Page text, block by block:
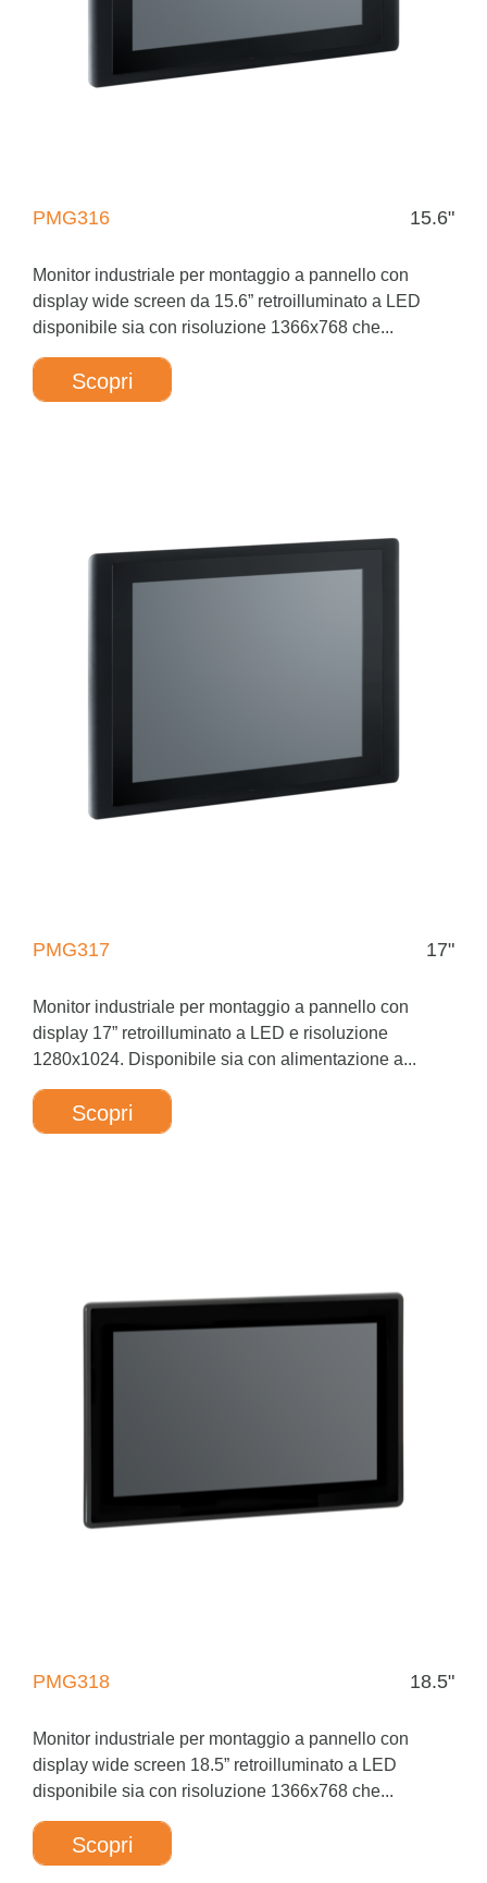
PMG316 15.6"
Monitor industriale per montaggio a pannello con
display wide screen da 15.6” retroilluminato a LED
disponibile sia con risoluzione 1366x768 che...
Scopri
PMG317 17"
Monitor industriale per montaggio a pannello con
display 17” retroilluminato a LED e risoluzione
1280x1024. Disponibile sia con alimentazione a...
Scopri
PMG318 18.5"
Monitor industriale per montaggio a pannello con
display wide screen 18.5” retroilluminato a LED
disponibile sia con risoluzione 1366x768 che...
Scopri